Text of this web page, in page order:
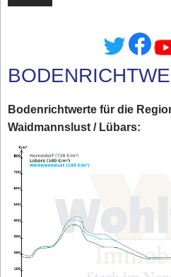
Bodenrichtwerte für die
Waidmannslust / Lübars: